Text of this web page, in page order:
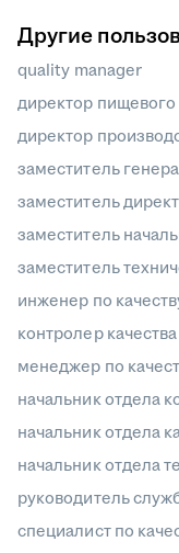
Другие
quality manager
директор пищевого
директор
заместитель
заместитель
заместитель
заместитель
инженер по
контролер качества
менеджер по
начальник отдела
начальник отдела
начальник отдела
руководитель
специалист по